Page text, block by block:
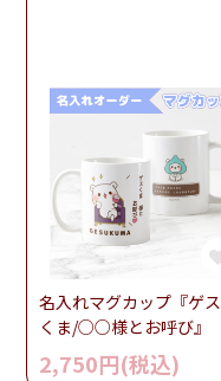
名入れマグカップ『ゲス
くま/○○様とお呼び』
2,750円(税込)